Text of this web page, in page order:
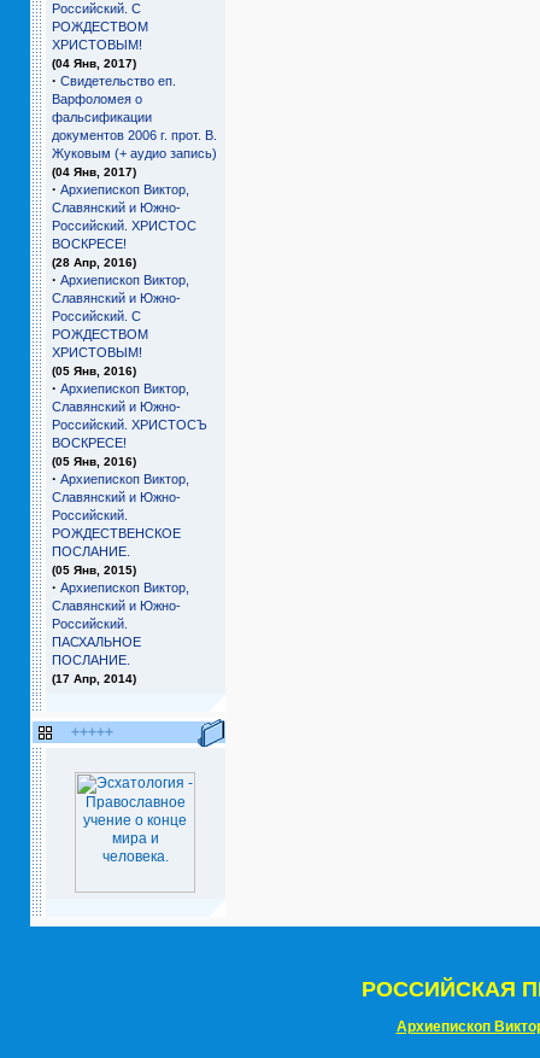
Российский. С
РОЖДЕСТВОМ
ХРИСТОВЫМ!
(04 Янв, 2017)
· Свидетельство еп.
Варфоломея о
фальсификации
документов 2006 г. прот. В.
Жуковым (+ аудио запись)
(04 Янв, 2017)
· Архиепископ Виктор,
Славянский и Южно-
Российский. ХРИСТОС
ВОСКРЕСЕ!
(28 Апр, 2016)
· Архиепископ Виктор,
Славянский и Южно-
Российский. С
РОЖДЕСТВОМ
ХРИСТОВЫМ!
(05 Янв, 2016)
· Архиепископ Виктор,
Славянский и Южно-
Российский. ХРИСТОСЪ
ВОСКРЕСЕ!
(05 Янв, 2016)
· Архиепископ Виктор,
Славянский и Южно-
Российский.
РОЖДЕСТВЕНСКОЕ
ПОСЛАНИЕ.
(05 Янв, 2015)
· Архиепископ Виктор,
Славянский и Южно-
Российский.
ПАСХАЛЬНОЕ
ПОСЛАНИЕ.
(17 Апр, 2014)
+++++
РОССИЙСКАЯ
Архиепископ